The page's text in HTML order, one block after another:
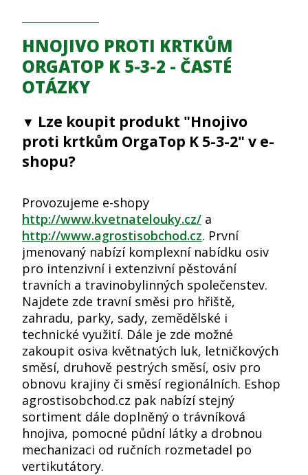
HNOJIVO PROTI KRTKŮM
ORGATOP K 5-3-2 - ČASTÉ
OTÁZKY
▼ Lze koupit produkt "Hnojivo
proti krtkům OrgaTop K 5-3-2" v e-
shopu?
Provozujeme e-shopy
http://www.kvetnatelouky.cz/ a
http://www.agrostisobchod.cz. První
jmenovaný nabízí komplexní nabídku osiv
pro intenzivní i extenzivní pěstování
travních a travinobylinných společenstev.
Najdete zde travní směsi pro hřiště,
zahradu, parky, sady, zemědělské i
technické využití. Dále je zde možné
zakoupit osiva květnatých luk, letničkových
směsí, druhově pestrých směsí, osiv pro
obnovu krajiny či směsí regionálních. Eshop
agrostisobchod.cz pak nabízí stejný
sortiment dále doplněný o trávníková
hnojiva, pomocné půdní látky a drobnou
mechanizaci od ručních rozmetadel po
vertikutátory.